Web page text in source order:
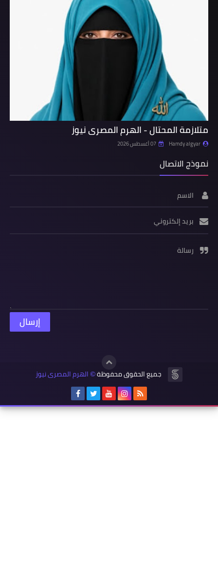
متلازمة المحتال - الهرم المصرى نيوز
Hamdy algyar 07 أغسطس 2026
نموذج الاتصال
الاسم
بريد إلكتروني
رسالة
جميع الحقوق محفوظة© الهرم المصرى نيوز